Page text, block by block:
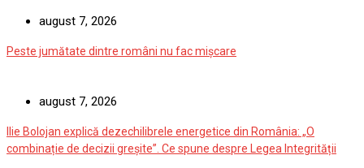
august 7, 2026
Peste jumătate dintre români nu fac mișcare
august 7, 2026
Ilie Bolojan explică dezechilibrele energetice din România: „O
combinație de decizii greșite”. Ce spune despre Legea Integrității